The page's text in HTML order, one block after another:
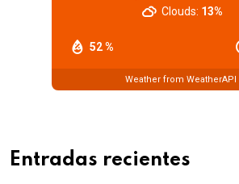
52 %
Clouds: 13%
Weather from WeatherAPI
Entradas recientes